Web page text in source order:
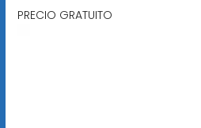
PRECIO GRATUITO